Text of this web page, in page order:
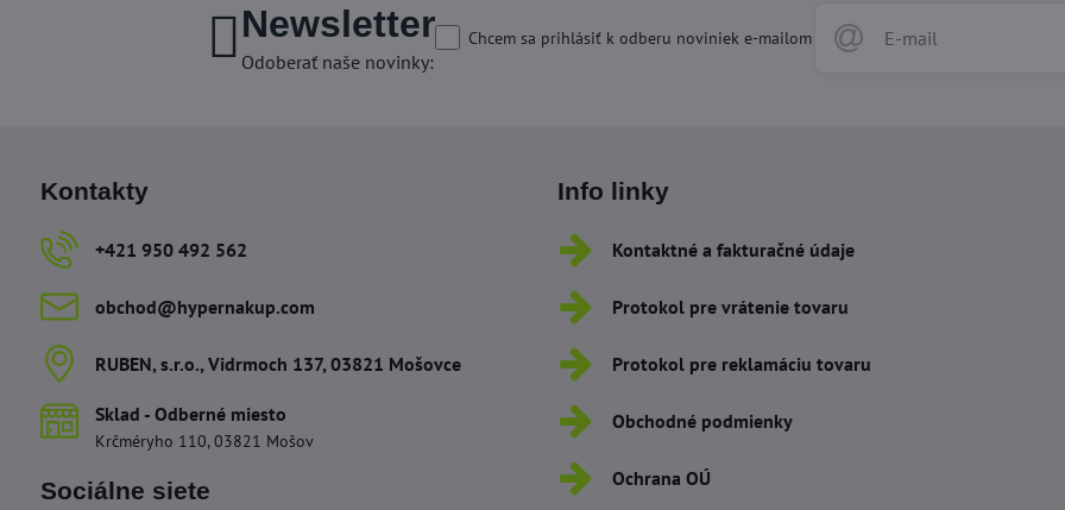
Newsletter
Odoberať naše novinky:
Chcem sa prihlásiť k odberu noviniek e-mailom
Kontakty
+421 950 492 562
obchod​@hypernakup​.com
RUBEN, s​.r​.o​., Vidrmoch 137, 03821 Mošovce
Sklad - Odberné miesto
Krčméryho 110, 03821 Mošov
Sociálne siete
Info linky
Kontaktné a fakturačné údaje
Protokol pre vrátenie tovaru
Protokol pre reklamáciu tovaru
Obchodné podmienky
Ochrana OÚ